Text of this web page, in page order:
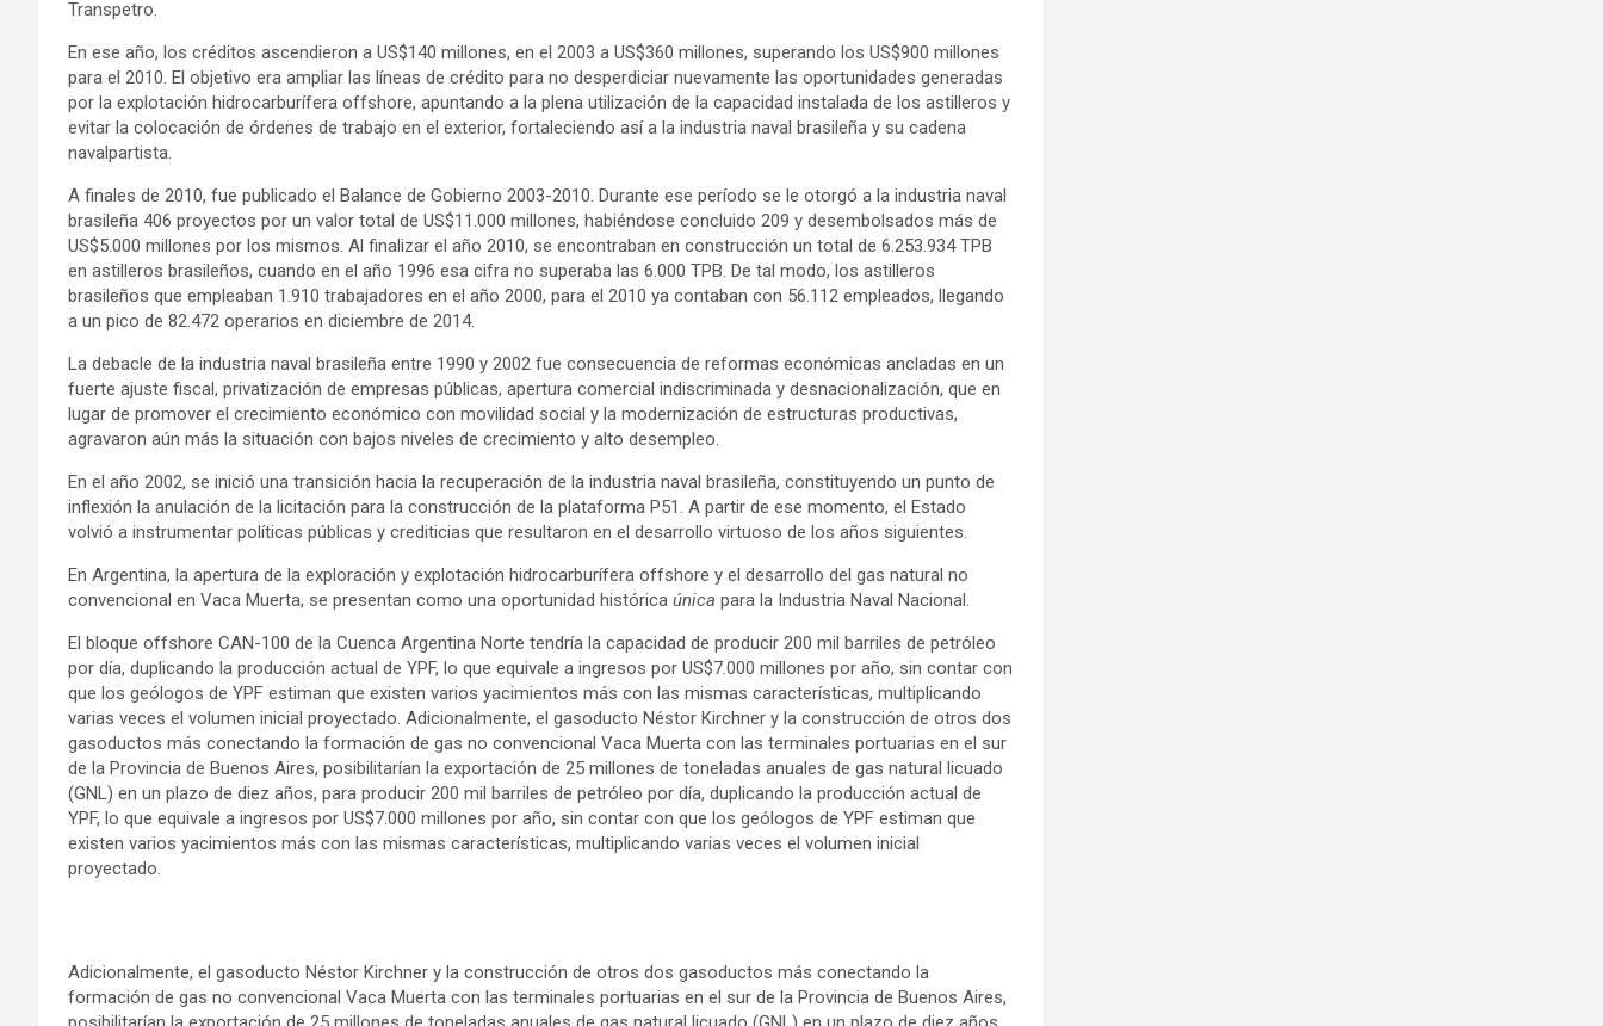
Transpetro.
En ese año, los créditos ascendieron a US$140 millones, en el 2003 a US$360 millones, superando los US$900 millones
para el 2010. El objetivo era ampliar las líneas de crédito para no desperdiciar nuevamente las oportunidades generadas
por la explotación hidrocarburífera offshore, apuntando a la plena utilización de la capacidad instalada de los astilleros y
evitar la colocación de órdenes de trabajo en el exterior, fortaleciendo así a la industria naval brasileña y su cadena
navalpartista.
A finales de 2010, fue publicado el Balance de Gobierno 2003-2010. Durante ese período se le otorgó a la industria naval
brasileña 406 proyectos por un valor total de US$11.000 millones, habiéndose concluido 209 y desembolsados más de
US$5.000 millones por los mismos. Al finalizar el año 2010, se encontraban en construcción un total de 6.253.934 TPB
en astilleros brasileños, cuando en el año 1996 esa cifra no superaba las 6.000 TPB. De tal modo, los astilleros
brasileños que empleaban 1.910 trabajadores en el año 2000, para el 2010 ya contaban con 56.112 empleados, llegando
a un pico de 82.472 operarios en diciembre de 2014.
La debacle de la industria naval brasileña entre 1990 y 2002 fue consecuencia de reformas económicas ancladas en un
fuerte ajuste fiscal, privatización de empresas públicas, apertura comercial indiscriminada y desnacionalización, que en
lugar de promover el crecimiento económico con movilidad social y la modernización de estructuras productivas,
agravaron aún más la situación con bajos niveles de crecimiento y alto desempleo.
En el año 2002, se inició una transición hacia la recuperación de la industria naval brasileña, constituyendo un punto de
inflexión la anulación de la licitación para la construcción de la plataforma P51. A partir de ese momento, el Estado
volvió a instrumentar políticas públicas y crediticias que resultaron en el desarrollo virtuoso de los años siguientes.
En Argentina, la apertura de la exploración y explotación hidrocarburífera offshore y el desarrollo del gas natural no
convencional en Vaca Muerta, se presentan como una oportunidad histórica única para la Industria Naval Nacional.
El bloque offshore CAN-100 de la Cuenca Argentina Norte tendría la capacidad de producir 200 mil barriles de petróleo
por día, duplicando la producción actual de YPF, lo que equivale a ingresos por US$7.000 millones por año, sin contar con
que los geólogos de YPF estiman que existen varios yacimientos más con las mismas características, multiplicando
varias veces el volumen inicial proyectado. Adicionalmente, el gasoducto Néstor Kirchner y la construcción de otros dos
gasoductos más conectando la formación de gas no convencional Vaca Muerta con las terminales portuarias en el sur
de la Provincia de Buenos Aires, posibilitarían la exportación de 25 millones de toneladas anuales de gas natural licuado
(GNL) en un plazo de diez años, para producir 200 mil barriles de petróleo por día, duplicando la producción actual de
YPF, lo que equivale a ingresos por US$7.000 millones por año, sin contar con que los geólogos de YPF estiman que
existen varios yacimientos más con las mismas características, multiplicando varias veces el volumen inicial
proyectado.
Adicionalmente, el gasoducto Néstor Kirchner y la construcción de otros dos gasoductos más conectando la
formación de gas no convencional Vaca Muerta con las terminales portuarias en el sur de la Provincia de Buenos Aires,